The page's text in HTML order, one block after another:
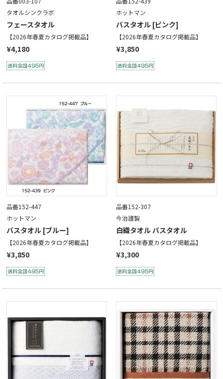
タオルシンクラボ
フェースタオル
【2026年春夏カタログ掲載品】
¥4,180
ホットマン
バスタオル [ピンク]
【2026年春夏カタログ掲載品】
¥3,850
品番152-447
ホットマン
バスタオル [ブルー]
【2026年春夏カタログ掲載品】
¥3,850
品番152-307
今治謹製
白織タオル バスタオル
【2026年春夏カタログ掲載品】
¥3,300